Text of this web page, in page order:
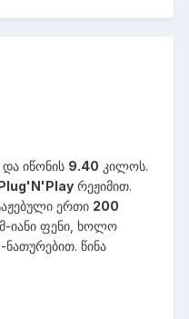
და იწონის 9.40 კილოს.
რეჟიმით.
ერთი 200
იანი ფენი, ხოლო
-ნათურებით. წინა